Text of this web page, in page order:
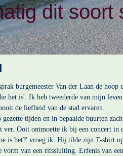
dit soort
burgemeester Van der Laan de hoop
het is'. Ik heb tweederde van mijn
de liefheid van de stad ervaren.
gezette tijden en in bepaalde buurten
ver. Ooit ontmoette ik bij een concert in
is het?' vroeg ik. Hij tilde zijn T-shirt
vorm van een ritssluiting. Erfenis van